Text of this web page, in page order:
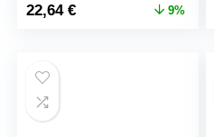
El
24,85 €.
22,64€El
9%